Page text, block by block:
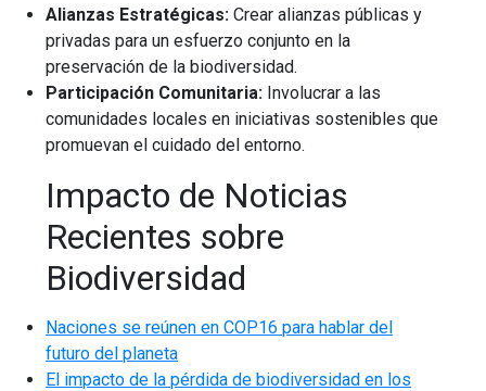
Alianzas Estratégicas: Crear alianzas públicas y
privadas para un esfuerzo conjunto en la
preservación de la biodiversidad.
Participación Comunitaria: Involucrar a las
comunidades locales en iniciativas sostenibles que
promuevan el cuidado del entorno.
Impacto de Noticias
Recientes sobre
Biodiversidad
Naciones se reúnen en COP16 para hablar del
futuro del planeta
El impacto de la pérdida de biodiversidad en los